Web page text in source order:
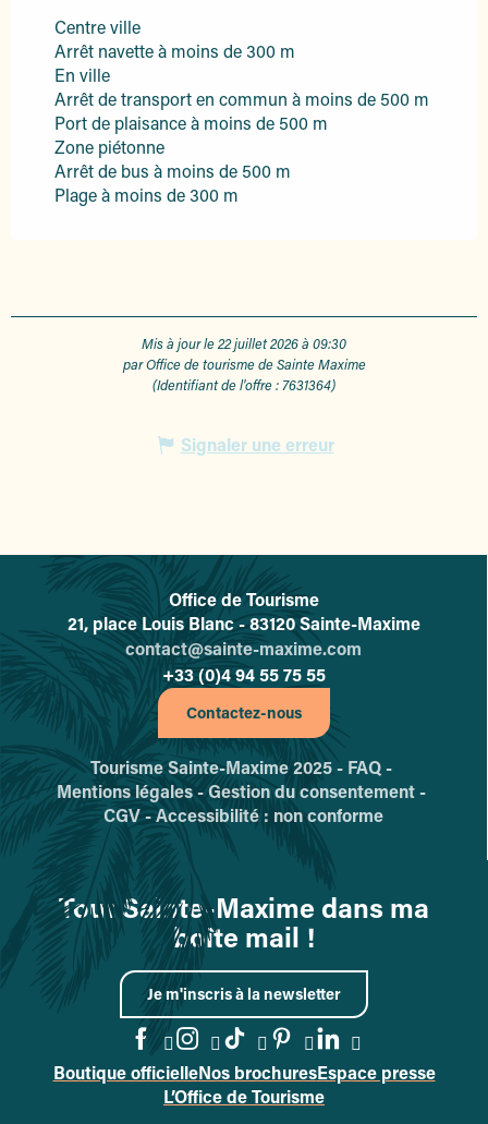
Centre ville
Arrêt navette à moins de 300 m
En ville
Arrêt de transport en commun à moins de 500 m
Port de plaisance à moins de 500 m
Zone piétonne
Arrêt de bus à moins de 500 m
Plage à moins de 300 m
Mis à jour le 22 juillet 2026 à 09:30
par Office de tourisme de Sainte Maxime
(Identifiant de l'offre :7631364)
Signaler une erreur
L'office de tourisme de Sainte-
Office de Tourisme
21, place Louis Blanc - 83120 Sainte-Maxime
contact@sainte-maxime.com
+33 (0)4 94 55 75 55
Contactez-nous
Tourisme Sainte-Maxime 2025 - FAQ -
Mentions légales -Gestion du consentement -
CGV -Accessibilité : non conforme
Tout Sainte-Maxime dans ma
boîte mail !
Je m'inscris à la newsletter
Accéder à la page Facebook
Accéder à la page
Accéder à la page
Accéder à la
Accéder à la
Boutique officielleNos brochuresEspace presse
L’Office de Tourisme